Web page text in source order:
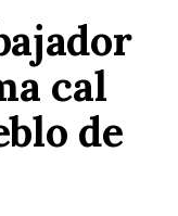
cal
de